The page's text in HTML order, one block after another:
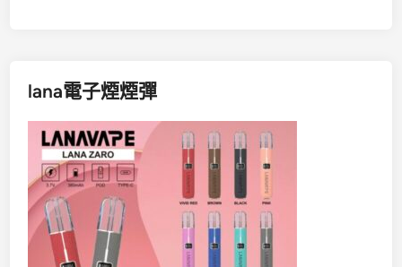
lana電子煙煙彈